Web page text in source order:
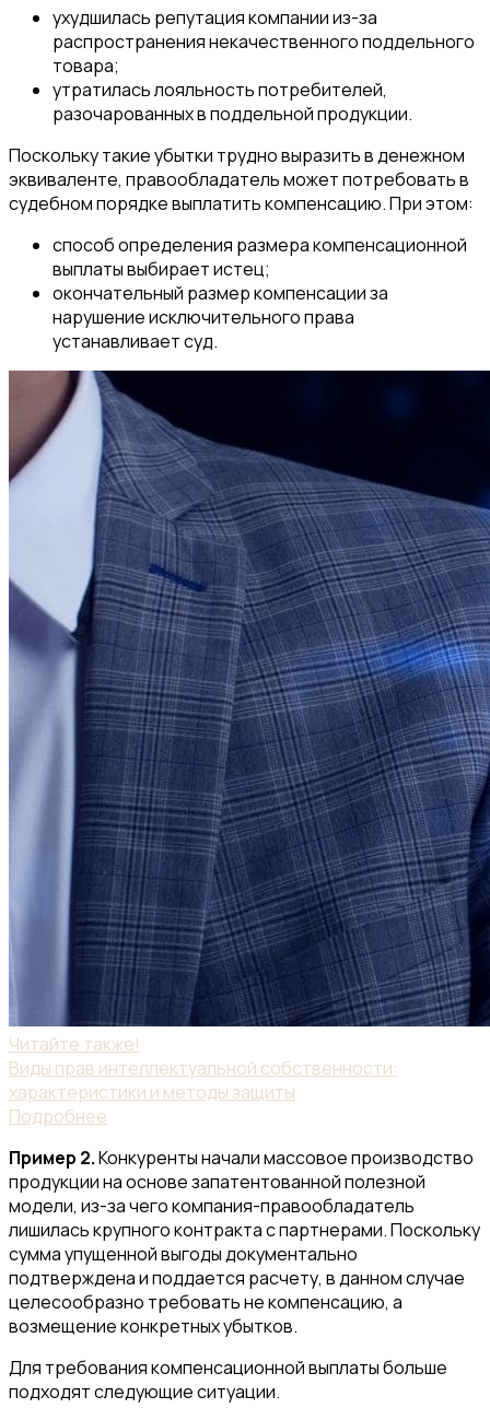
ухудшилась репутация компании из-за
распространения некачественного поддельного
товара;
утратилась лояльность потребителей,
разочарованных в поддельной продукции.
Поскольку такие убытки трудно выразить в денежном
эквиваленте, правообладатель может потребовать в
судебном порядке выплатить компенсацию. При этом:
способ определения размера компенсационной
выплаты выбирает истец;
окончательный размер компенсации за
нарушение исключительного права
устанавливает суд.
Читайте также!
Виды прав интеллектуальной собственности:
характеристики и методы защиты
Подробнее
Пример 2.Конкуренты начали массовое производство
продукции на основе запатентованной полезной
модели, из-за чего компания-правообладатель
лишилась крупного контракта с партнерами. Поскольку
сумма упущенной выгоды документально
подтверждена и поддается расчету, в данном случае
целесообразно требовать не компенсацию, а
возмещение конкретных убытков.
Для требования компенсационной выплаты больше
подходят следующие ситуации.